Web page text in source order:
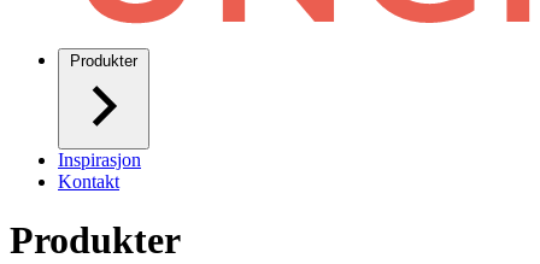
Produkter
Inspirasjon
Kontakt
Produkter